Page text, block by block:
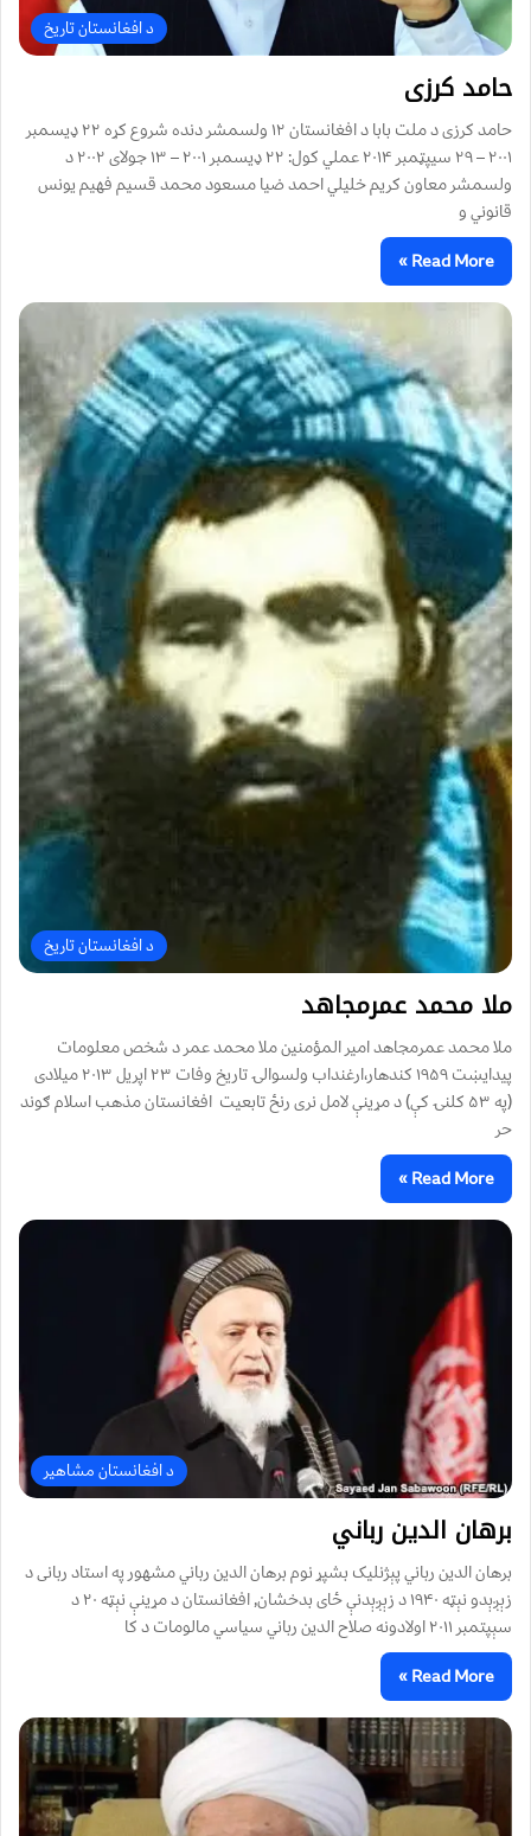
د افغانستان تاریخ
حامد کرزی
حامد کرزی د ملت بابا د افغانستان ١٢ ولسمشر دنده شروع کړه ٢٢ ډيسمبر
٢٠٠١ – ٢٩ سيپټمبر ٢٠۱۴ عملي کول: ٢٢ ډيسمبر ٢٠٠١ – ١٣ جولای ٢٠٠۲ د
ولسمشر معاون کريم خليلي احمد ضيا مسعود محمد قسيم فهيم يونس
قانوني و
Read More »
د افغانستان تاریخ
ملا محمد عمرمجاهد
ملا محمد عمرمجاهد امیر المؤمنین ملا محمد عمر د شخص معلومات
پيدايښت ١٩۵۹ کندهار،ارغنداب ولسوالۍ تاریخ وفات ۲۳ اپریل ۲۰۱۳ میلادی
(په ۵۳ کلنۍ کې) د مړینې لامل نری رنځ تابعیت افغانستان مذهب اسلام ګوند
حر
Read More »
د افغانستان مشاهیر
برهان الدين رباني
برهان الدين رباني پېژنليک بشپړ نوم برهان الدين رباني مشهور په استاد ربانی د
زېږېدو نېټه ۱۹۴۰ د زېږېدنې ځای بدخشان, افغانستان د مړينې نېټه ۲۰ د
سېپتمبر ۲۰۱۱ اولادونه صلاح الدين رباني سياسي مالومات د کا
Read More »